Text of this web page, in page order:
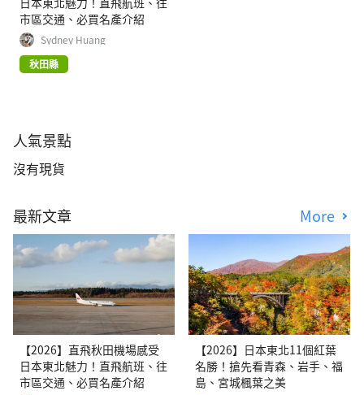
市區交通、必買名產介紹
Sydney Huang
秋田縣
人氣景點
沒有現貨
最新文章 More
【2026】直飛秋田機場感受
日本東北魅力！直飛航班、往
市區交通、必買名產介紹
【2026】日本東北11個紅葉
名勝！搶先看青森、岩手、福
島、宮城楓葉之美